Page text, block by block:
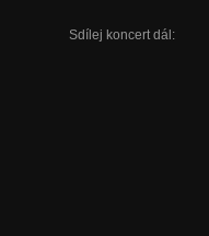
Sdílej koncert dál: